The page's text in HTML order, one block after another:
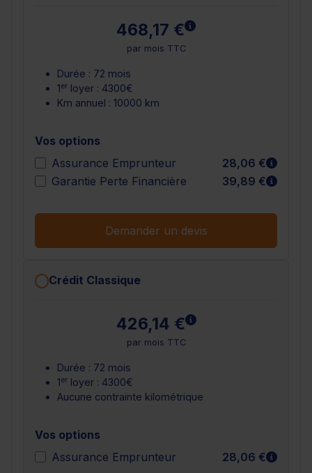
468,17 € En savoir plus
par mois TTC
Durée : 72 mois
1er loyer : 4300€
Km annuel : 10000 km
Vos options
Assurance Emprunteur
28,06 €
En
Garantie Perte Financière
39,89 € En
Demander un devis
Crédit Classique
426,14 € En savoir plus
par mois TTC
Durée : 72 mois
1er loyer : 4300€
Aucune contrainte kilométrique
Vos options
Assurance Emprunteur
28,06 € En